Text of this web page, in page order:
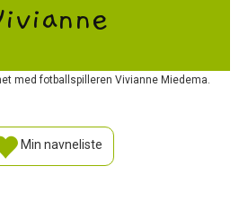
med fotballspilleren Vivianne Miedema.
Min navneliste